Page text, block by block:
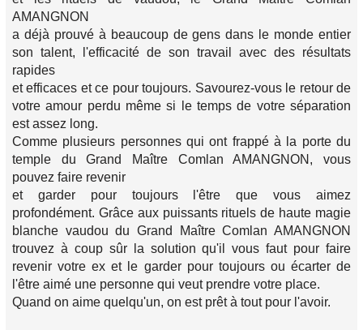
AMANGNON
a déjà prouvé à beaucoup de gens dans le monde entier
son talent, l'efficacité de son travail avec des résultats
rapides
et efficaces et ce pour toujours. Savourez-vous le retour de
votre amour perdu même si le temps de votre séparation
est assez long.
Comme plusieurs personnes qui ont frappé à la porte du
temple du Grand Maître Comlan AMANGNON, vous
pouvez faire revenir
et garder pour toujours l'être que vous aimez
profondément. Grâce aux puissants rituels de haute magie
blanche vaudou du Grand Maître Comlan AMANGNON
trouvez à coup sûr la solution qu'il vous faut pour faire
revenir votre ex et le garder pour toujours ou écarter de
l'être aimé une personne qui veut prendre votre place.
Quand on aime quelqu'un, on est prêt à tout pour l'avoir.